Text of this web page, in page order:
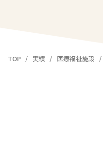
TOP 実績 医療福祉施設